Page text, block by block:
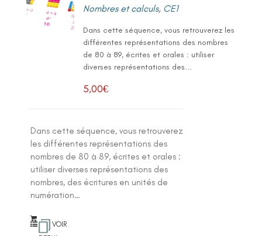
Nombres et calculs, CE1
Dans cette séquence, vous retrouverez les
différentes représentations des nombres
de 80 à 89, écrites et orales : utiliser
diverses représentations des...
5,00€
Dans cette séquence, vous retrouverez
les différentes représentations des
nombres de 80 à 89, écrites et orales :
utiliser diverses représentations des
nombres, des écritures en unités de
numération…
VOIR